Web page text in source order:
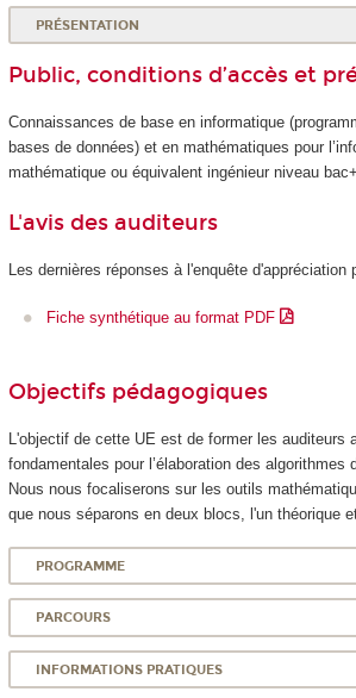
PRÉSENTATION
Public, conditions d’accès et
Connaissances de base en informatique
bases de données) et en mathématiques pour
mathématique ou équivalent ingénieur niveau
L'avis des auditeurs
Les dernières réponses à l'enquête d'appréciation
Fiche synthétique au format PDF
Objectifs pédagogiques
L'objectif de cette UE est de former les auditeurs
fondamentales pour l’élaboration des algorithmes
Nous nous focaliserons sur les outils
que nous séparons en deux blocs, l'un théorique
PROGRAMME
PARCOURS
INFORMATIONS PRATIQUES